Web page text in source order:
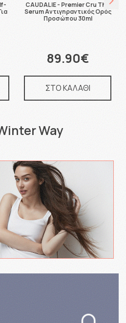
CAUDALIE - Premier Cru The
Serum Αντιγηραντικός Ορός
Προσώπου 30ml
89.90€
ΣΤΟ ΚΑΛΑΘΙ
Way